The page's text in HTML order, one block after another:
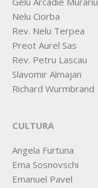
Nelu Ciorba
Rev. Nelu Terpea
Preot Aurel Sas
Rev. Petru Lascau
Slavomir Almajan
Richard Wurmbrand
CULTURA
Angela Furtuna
Ema Sosnovschi
Emanuel Pavel